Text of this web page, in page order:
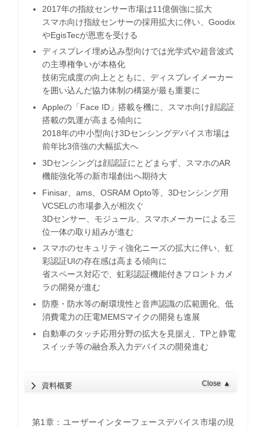
2017年の指紋センサー市場は11億個強に拡大
スマホ向け指紋センサーの採用拡大に伴い、Goodix
やEgisTecが恩恵を受ける
ディスプレイ埋め込み型向けでは光学式や超音波式
の主導権争いが本格化
技術完成度の向上とともに、ディスプレイメーカー
を囲い込んだ協力体制の構築が最も重要に
Appleの「Face ID」搭載を機に、スマホ向け顔認証
搭載の気運が高まる傾向に
2018年の中小型向け3Dセンシングデバイス市場は
前年比3倍強の大幅拡大へ
3Dセンシングは顔認証にとどまらず、スマホのAR
機能強化等の新市場創出へ期待大
Finisar、ams、OSRAM Opto等、3Dセンシング用
VCSELの市場参入が相次ぐ
3Dセンサー、モジュール、スマホメーカーによる三
位一体の取り組みが進む
スマホのセキュリティ強化ニーズの拡大に伴い、虹
彩認証UIの存在感は高まる傾向に
省スペース対応で、虹彩認証機能付きフロントカメ
ラの開発が進む
防塵・防水等の耐環境性と音声認識の広範囲化、低
消費電力の圧電MEMSマイクの開発も進展
自動車のタッチ応用分野の拡大を見据え、TPと静電
スイッチ等の融合系入力デバイスの開発進む
資料概要 Close ▲
第1章：ユーザーインターフェースデバイス市場の現